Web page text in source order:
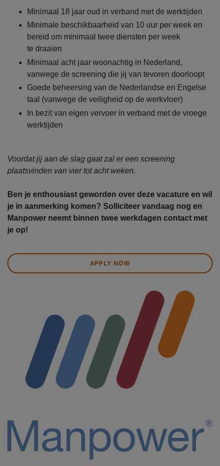
Minimaal 18 jaar oud in verband met de werktijden
Minimale beschikbaarheid van 10 uur per week en
bereid om minimaal twee diensten per week
te draaien
Minimaal acht jaar woonachtig in Nederland,
vanwege de screening die jij van tevoren doorloopt
Goede beheersing van de Nederlandse en Engelse
taal (vanwege de veiligheid op de werkvloer)
In bezit van eigen vervoer in verband met de vroege
werktijden
Voordat jij aan de slag gaat zal er een screening
plaatsvinden van vier tot acht weken.
Ben je enthousiast geworden over deze vacature en wil
je in aanmerking komen? Solliciteer vandaag nog en
Manpower neemt binnen twee werkdagen contact met
je op!
APPLY NOW